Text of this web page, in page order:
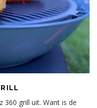
360 grill uit. Want is de